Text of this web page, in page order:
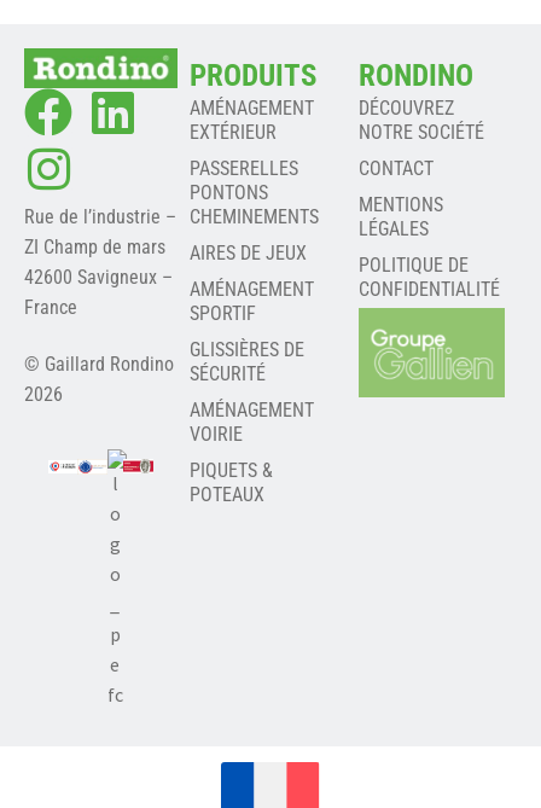
Rue de l’industrie –
ZI Champ de mars
42600 Savigneux –
France
© Gaillard Rondino
2026
PRODUITS
AMÉNAGEMENT
EXTÉRIEUR
PASSERELLES
PONTONS
CHEMINEMENTS
AIRES DE JEUX
AMÉNAGEMENT
SPORTIF
GLISSIÈRES DE
SÉCURITÉ
AMÉNAGEMENT
VOIRIE
PIQUETS &
POTEAUX
RONDINO
DÉCOUVREZ
NOTRE SOCIÉTÉ
CONTACT
MENTIONS
LÉGALES
POLITIQUE DE
CONFIDENTIALITÉ